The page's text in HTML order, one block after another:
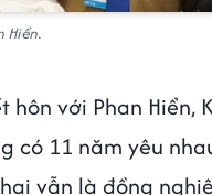
Hiển.
hôn với Phan Hiển,
có 11 năm yêu
vẫn là đồng